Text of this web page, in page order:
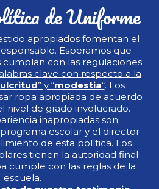
de Uniforme
apropiados fomentan el
Esperamos que
cumplan con las regulaciones
clave con respecto a la
” y “modestia“. Los
ropa apropiada de acuerdo
nivel de grado involucrado.
inapropiadas son
escolar y el director
de esta política. Los
tienen la autoridad final
cumple con las reglas de la
escuela.